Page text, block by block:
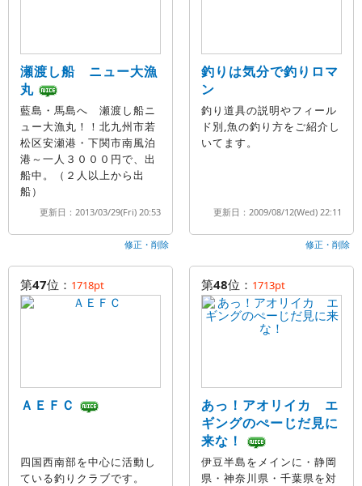
瀬渡し船 ニュー大漁
丸
藍島・馬島へ 瀬渡し船ニ
ュー大漁丸！！北九州市若
松区安瀬港・下関市南風泊
港～一人３０００円で、出
船中。（２人以上から出
船）
更新日：2013/03/29(Fri) 20:53
修正・削除
釣りは気分で釣りロマ
ン
釣り道具の説明やフィール
ド別,魚の釣り方をご紹介し
いてます。
更新日：2009/08/12(Wed) 22:11
修正・削除
第47位： 1718pt
ＡＥＦＣ
四国西南部を中心に活動し
ている釣りクラブです。
第48位： 1713pt
あっ！アオリイカ エ
ギングのぺーじだ見に
来な！
伊豆半島をメインに・静岡
県・神奈川県・千葉県を対